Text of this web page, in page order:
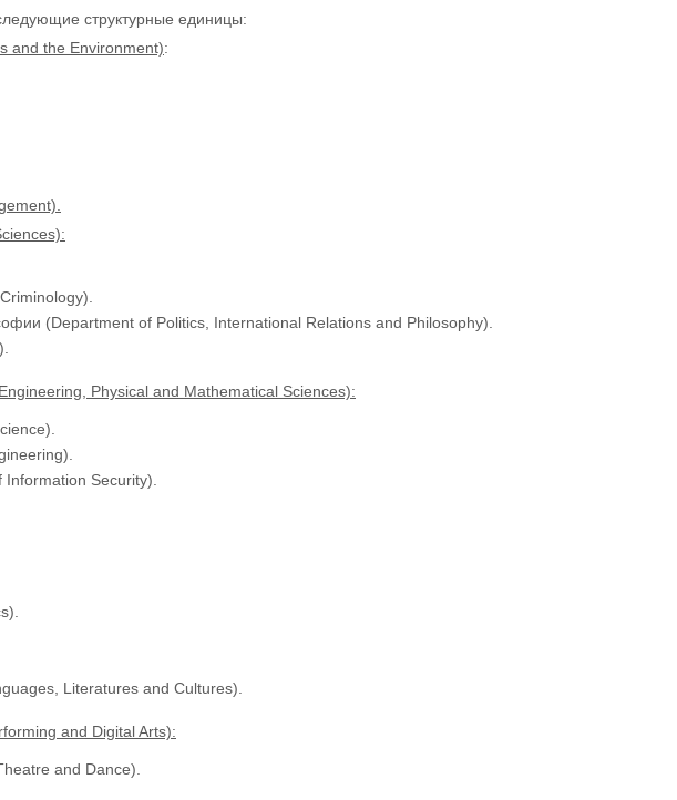
структурные единицы:
and the Environment):
(Department of Politics, International Relations and Philosophy).
Physical and Mathematical Sciences):
Security).
Literatures and Cultures).
and Digital Arts):
and Dance).